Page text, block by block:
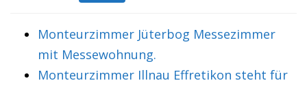
Monteurzimmer Jüterbog Messezimmer
mit Messewohnung.
Monteurzimmer Illnau Effretikon steht für